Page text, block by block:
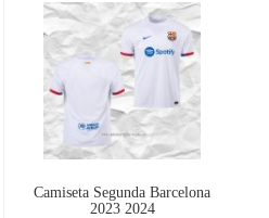
Camiseta Segunda Barcelona
2023 2024